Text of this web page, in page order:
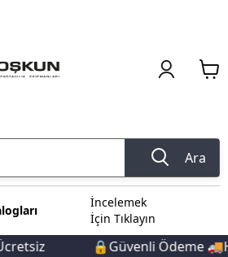
Ara
İncelemek
İçin Tıklayın
🔒Güvenli Ödeme